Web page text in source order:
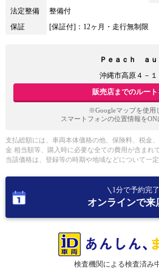
法定整備
整備付
保証
[保証付]：12ヶ月・走行無制限
Ｐｅａｃｈ ａｕ
沖縄市高原４－１
販売店までのルート
※Googleマップを使用
スマートフォンの位置情報をON
支払総額には、車両本体価格の他、保険料、税金
金 相当額等、購入時に必要な全ての費用が含まれ
当該価格は、登録等の時期や地域などについて一
1分で予約完了
オンラインで来
検査機関による検査済み